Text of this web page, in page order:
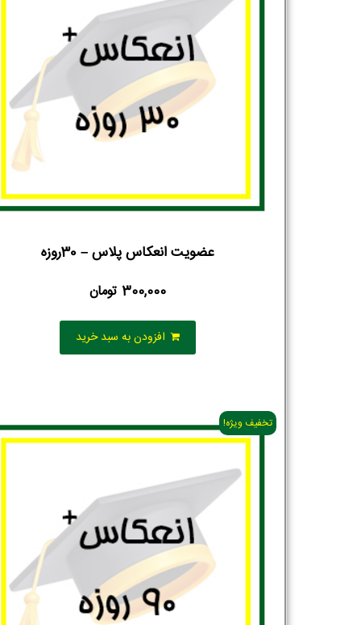
عضویت انعکاس پلاس – 30روزه
300,000 تومان
افزودن به سبد خرید
تخفیف ویژه!